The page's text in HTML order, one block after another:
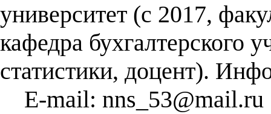
университет (с 2017,
кафедра бухгалтерского
статистики, доцент).
E-mail: nns_53@mail.ru